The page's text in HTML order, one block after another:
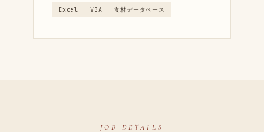
Excel VBA 食材データベース
JOB DETAILS